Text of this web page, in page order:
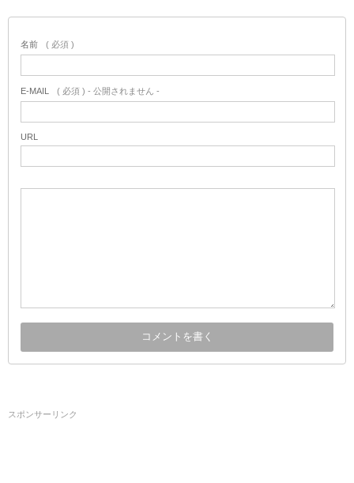
名前 ( 必須 )
E-MAIL ( 必須 ) - 公開されません -
URL
スポンサーリンク